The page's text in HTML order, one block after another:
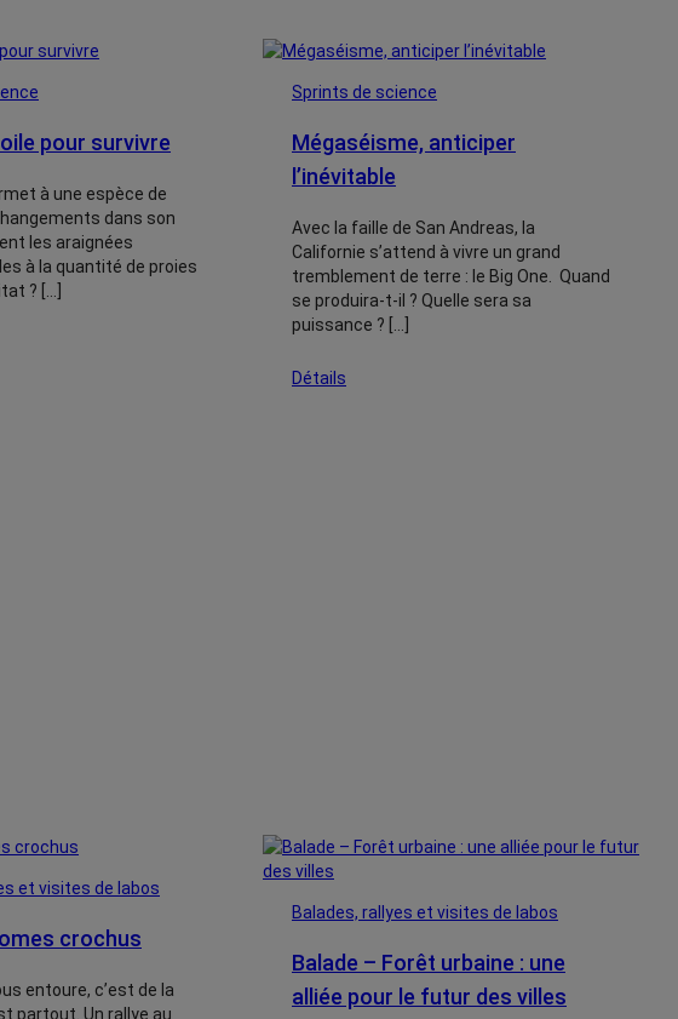
pour survivre
à une espèce de
dans son
les araignées
à la quantité de proies
? […]
Sprints de science
Mégaséisme, anticiper
l’inévitable
Avec la faille de San Andreas, la
Californie s’attend à vivre un grand
tremblement de terre : le Big One. Quand
se produira-t-il ? Quelle sera sa
puissance ? […]
Détails
et visites de labos
crochus
entoure, c’est de la
partout. Un rallye au
Balades, rallyes et visites de labos
Balade – Forêt urbaine : une
alliée pour le futur des villes